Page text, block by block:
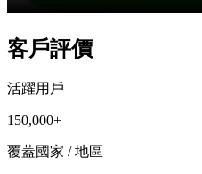
客戶評價
活躍用戶
150,000+
覆蓋國家 / 地區